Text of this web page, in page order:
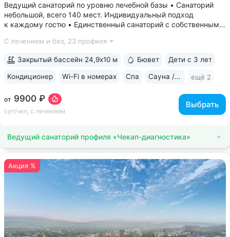
Ведущий санаторий по уровню лечебной базы • Санаторий
небольшой, всего 140 мест. Индивидуальный подход
к каждому гостю • Единственный санаторий c собственными
комплекс CON-TREX (Германия) для диагностики
С лечением и без, 23 профиля
от 9900 ₽
сут/чел, с лечением
Выбрать
Закрытый бассейн 24,9х10 м Бювет Дети с 3 лет
Кондиционер Wi-Fi в номерах Спа Сауна / хаммам ещё 2
Ведущий санаторий профиля «Чекап-диагностика»
Акция %